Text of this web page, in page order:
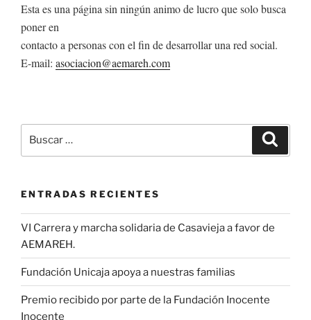
Esta es una página sin ningún animo de lucro que solo busca
poner en
contacto a personas con el fin de desarrollar una red social.
E-mail: asociacion@aemareh.com
por:
ENTRADAS RECIENTES
VI Carrera y marcha solidaria de Casavieja a favor de
AEMAREH.
Fundación Unicaja apoya a nuestras familias
Premio recibido por parte de la Fundación Inocente
Inocente